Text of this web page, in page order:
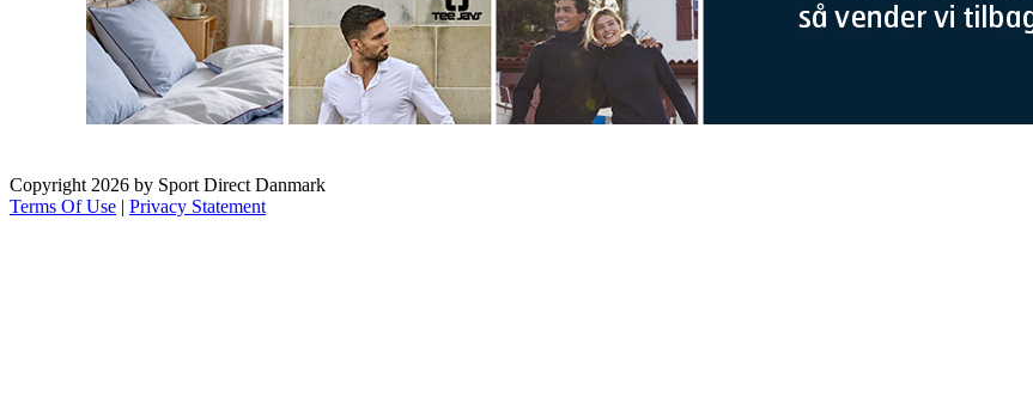
Copyright 2026 by Sport Direct Danmark
Terms Of Use | Privacy Statement